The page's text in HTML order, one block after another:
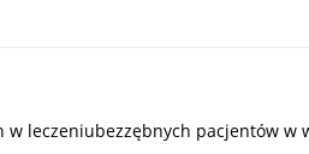
leczeniubezzębnych pacjentów w